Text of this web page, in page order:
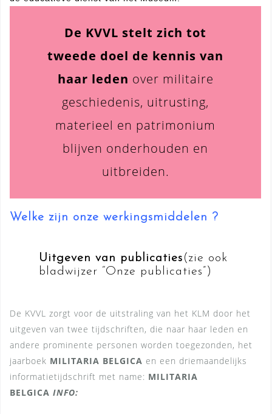
De KVVL stelt zich tot
tweede doel de kennis van
haar leden over militaire
geschiedenis, uitrusting,
materieel en patrimonium
blijven onderhouden en
uitbreiden.
Welke zijn onze werkingsmiddelen ?
Uitgeven van publicaties (zie ook
bladwijzer “Onze publicaties”)
De KVVL zorgt voor de uitstraling van het KLM door het
uitgeven van twee tijdschriften, die naar haar leden en
andere prominente personen worden toegezonden, het
jaarboek MILITARIA BELGICA en een driemaandelijks
informatietijdschrift met name: MILITARIA
BELGICA INFO: